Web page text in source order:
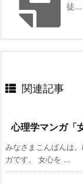
徒…
関連記事
心理学マンガ「
みなさまこんばんは
ガです。 女心を ...